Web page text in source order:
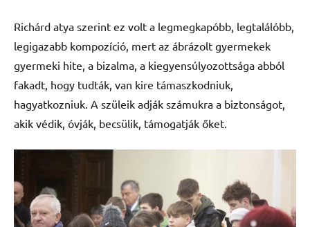
Richárd atya szerint ez volt a legmegkapóbb, legtalálóbb,
legigazabb kompozíció, mert az ábrázolt gyermekek
gyermeki hite, a bizalma, a kiegyensúlyozottsága abból
fakadt, hogy tudták, van kire támaszkodniuk,
hagyatkozniuk. A szüleik adják számukra a biztonságot,
akik védik, óvják, becsülik, támogatják őket.